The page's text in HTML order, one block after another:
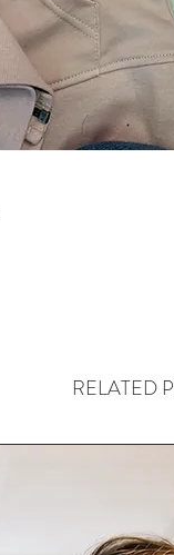
RELATED